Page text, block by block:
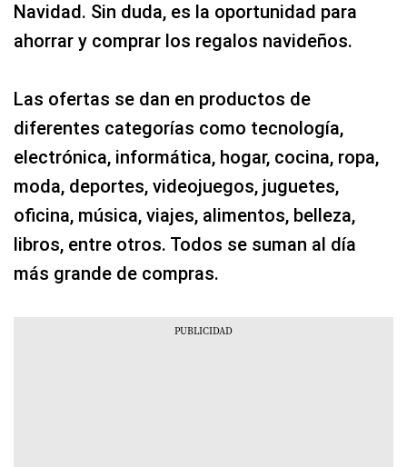
Navidad. Sin duda, es la oportunidad para
ahorrar y comprar los regalos navideños.
Las ofertas se dan en productos de
diferentes categorías como tecnología,
electrónica, informática, hogar, cocina, ropa,
moda, deportes, videojuegos, juguetes,
oficina, música, viajes, alimentos, belleza,
libros, entre otros. Todos se suman al día
más grande de compras.